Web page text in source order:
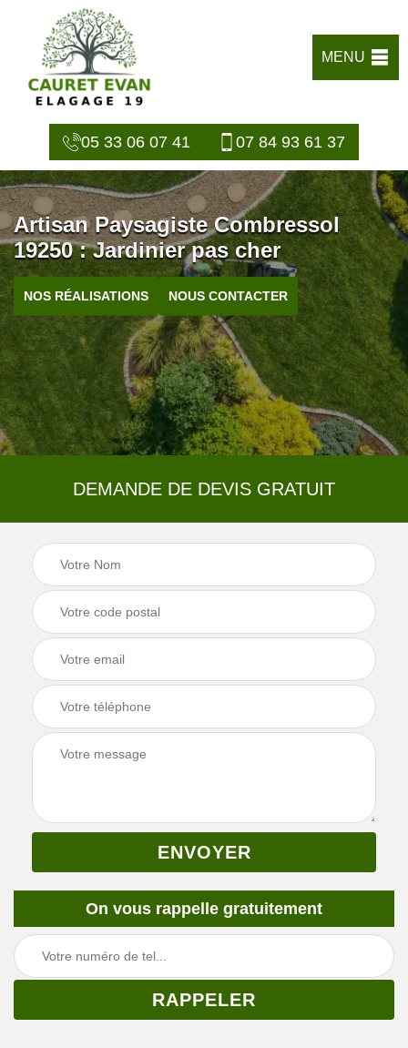
MENU
05 33 06 07 41 07 84 93 61 37
Artisan Paysagiste Combressol
19250 : Jardinier pas cher
NOS RÉALISATIONS NOUS CONTACTER
DEMANDE DE DEVIS GRATUIT
On vous rappelle gratuitement